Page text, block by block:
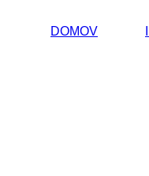
DOMOV